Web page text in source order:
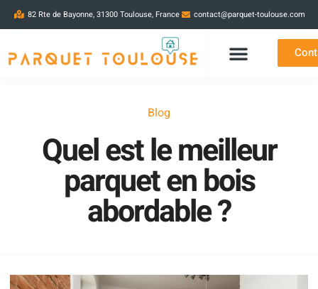
82 Rte de Bayonne, 31300 Toulouse, France contact@parquet-toulouse.com
Blog
Quel est le meilleur
parquet en bois
abordable ?